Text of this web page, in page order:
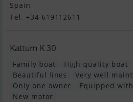
Spain
Tel. +34 619112611
Kattum K 30
Family boat High quality boat
Beautiful lines
Very well
Only one owner
Equipped
New motor